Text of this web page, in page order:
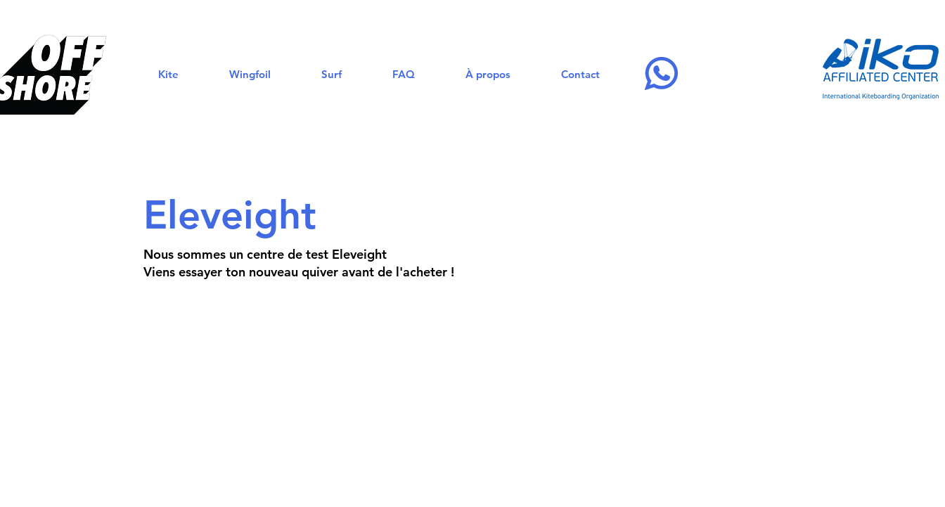
Kite Wingfoil Surf FAQ À propos Contact
Eleveight
Nous sommes un centre de test Eleveight
Viens essayer ton nouveau quiver avant de l'acheter !